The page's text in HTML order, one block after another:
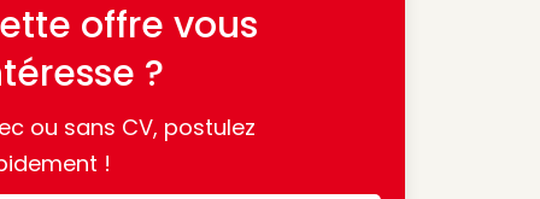
offre vous
?
ou sans CV, postulez
!